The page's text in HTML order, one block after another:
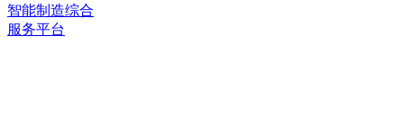
智能制造综合
服务平台